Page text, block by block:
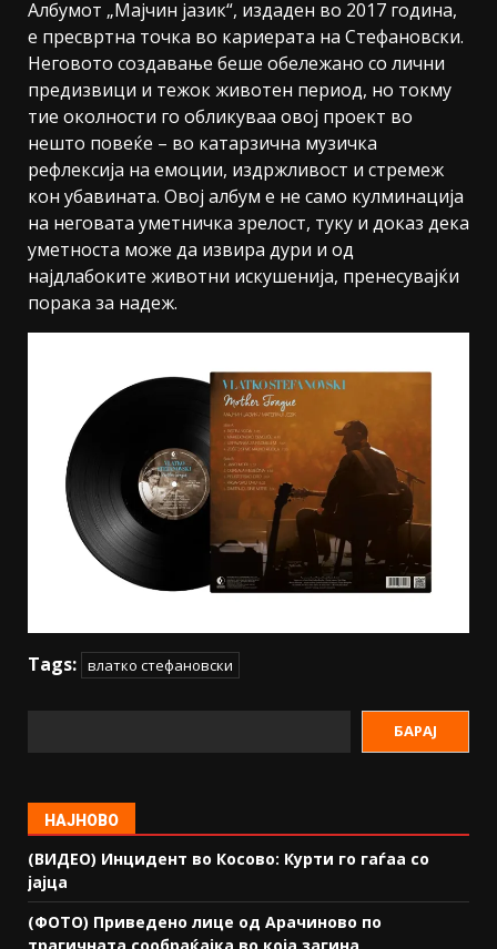
Албумот „Мајчин јазик“, издаден во 2017 година,
е пресвртна точка во кариерата на Стефановски.
Неговото создавање беше обележано со лични
предизвици и тежок животен период, но токму
тие околности го обликуваа овој проект во
нешто повеќе – во катарзична музичка
рефлексија на емоции, издржливост и стремеж
кон убавината. Овој албум е не само кулминација
на неговата уметничка зрелост, туку и доказ дека
уметноста може да извира дури и од
најдлабоките животни искушенија, пренесувајќи
порака за надеж.
Tags: влатко стефановски
БАРАЈ
НАЈНОВО
(ВИДЕО) Инцидент во Косово: Курти го гаѓаа со
јајца
(ФОТО) Приведено лице од Арачиново по